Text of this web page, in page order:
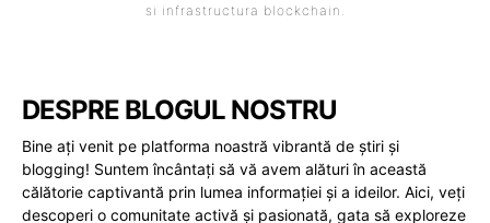
si infrastructura blockchain.
DESPRE BLOGUL NOSTRU
Bine ați venit pe platforma noastră vibrantă de știri și
blogging! Suntem încântați să vă avem alături în această
călătorie captivantă prin lumea informației și a ideilor. Aici, veți
descoperi o comunitate activă și pasionată, gata să exploreze